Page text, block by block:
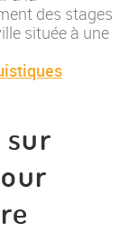
des stages
située à une
sur